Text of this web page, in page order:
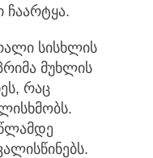
სისხლის
მუხლის
რაც